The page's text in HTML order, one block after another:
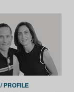
PROFILE